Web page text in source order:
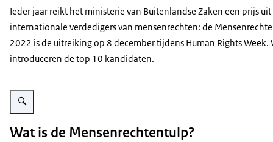
Ieder jaar reikt het ministerie van Buitenlandse Zaken een prijs
internationale verdedigers van mensenrechten: de
2022 is de uitreiking op 8 december tijdens Human Rights Week.
introduceren de top 10 kandidaten.
Vergroot afbeelding Top 10 kandidaten Mensenrechtentulp 2022
Wat is de Mensenrechtentulp?